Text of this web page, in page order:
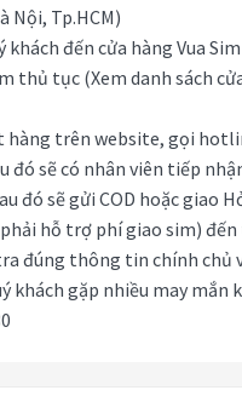
Nội, Tp.HCM)
khách đến cửa hàng Vua
thủ tục (Xem danh sách
hàng trên website, gọi
đó sẽ có nhân viên tiếp
đó sẽ gửi COD hoặc giao
hỗ trợ phí giao sim)
đúng thông tin chính chủ
khách gặp nhiều may mắn